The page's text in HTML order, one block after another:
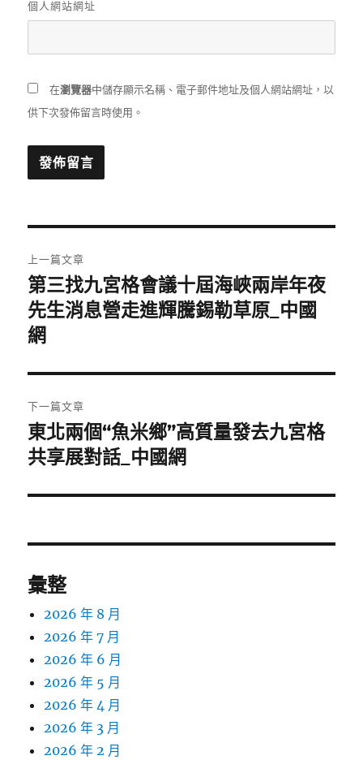
個人網站網址
在瀏覽器中儲存顯示名稱、電子郵件地址及個人網站網址，以
供下次發佈留言時使用。
章
導
覽
上一篇文章
上
一
篇
章:
第三找九宮格會議十屆海峽兩岸年夜
先生消息營走進輝騰錫勒草原_中國
網
下一篇文章
下
一
文
東北兩個“魚米鄉”高質量發去九宮格
共享展對話_中國網
彙整
2026 年 8 月
2026 年 7 月
2026 年 6 月
2026 年 5 月
2026 年 4 月
2026 年 3 月
2026 年 2 月